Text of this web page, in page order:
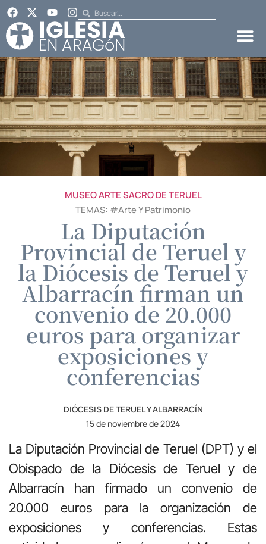
MUSEO ARTE SACRO DE TERUEL
TEMAS: #Arte Y Patrimonio
La Diputación
Provincial de Teruel y
la Diócesis de Teruel y
Albarracín firman un
convenio de 20.000
euros para organizar
exposiciones y
conferencias
DIÓCESIS DE TERUEL Y ALBARRACÍN
15 de noviembre de 2024
La Diputación Provincial de Teruel (DPT) y el
Obispado de la Diócesis de Teruel y de
Albarracín han firmado un convenio de
20.000 euros para la organización de
exposiciones y conferencias. Estas